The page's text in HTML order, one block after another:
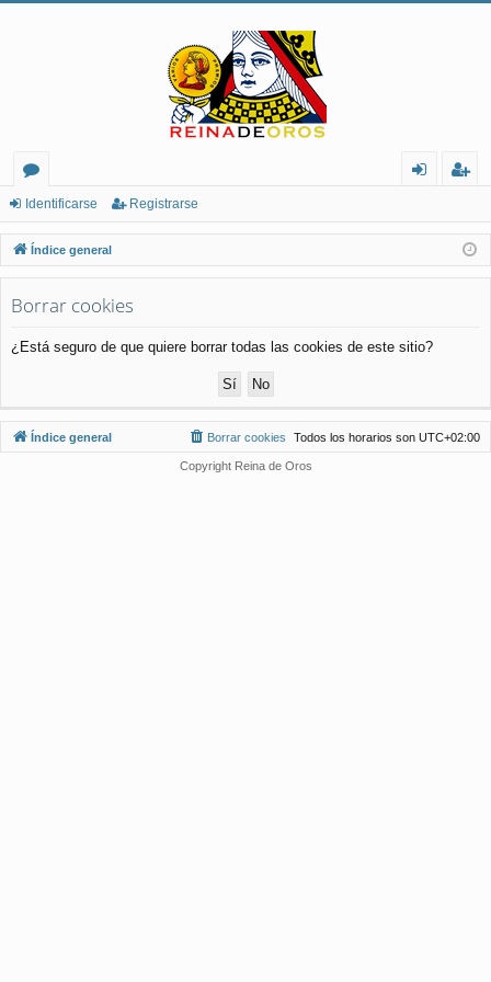
or
os
nt
ifi
rs
ist
ra
Identificarse Registrarse
Índice general
Borrar cookies
¿Está seguro de que quiere borrar todas las cookies de este sitio?
Índice general Todos los horarios son UTC+02:00
Borrar cookies
Copyright Reina de Oros